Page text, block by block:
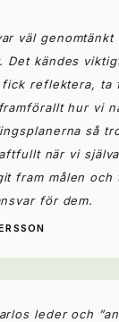
väl genomtänkt
Det kändes
fick reflektera, ta
hur vi
så
när vi
fram målen och
för dem.
leder och